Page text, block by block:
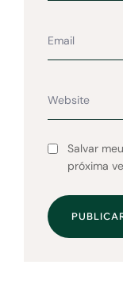
Salvar
próxima